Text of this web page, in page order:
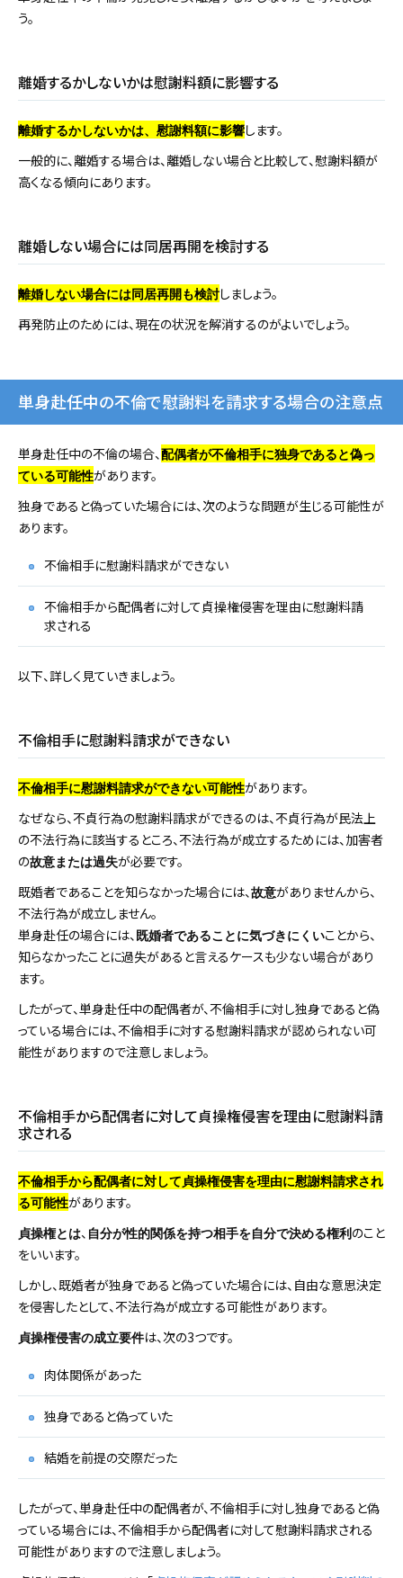
う。
離婚するかしないかは慰謝料額に影響する
離婚するかしないかは、慰謝料額に影響します。
一般的に、離婚する場合は、離婚しない場合と比較して、慰謝料額が
高くなる傾向にあります。
離婚しない場合には同居再開を検討する
離婚しない場合には同居再開も検討しましょう。
再発防止のためには、現在の状況を解消するのがよいでしょう。
単身赴任中の不倫で慰謝料を請求する場合の注意点
単身赴任中の不倫の場合、 配偶者が不倫相手に独身であると偽っ
ている可能性があります。
独身であると偽っていた場合には、次のような問題が生じる可能性が
あります。
不倫相手に慰謝料請求ができない
不倫相手から配偶者に対して貞操権侵害を理由に慰謝料請
求される
以下、詳しく見ていきましょう。
不倫相手に慰謝料請求ができない
不倫相手に慰謝料請求ができない可能性があります。
なぜなら、不貞行為の慰謝料請求ができるのは、不貞行為が民法上
の不法行為に該当するところ、不法行為が成立するためには、加害者
の故意または過失が必要です。
既婚者であることを知らなかった場合には、故意がありませんから、
不法行為が成立しません。
単身赴任の場合には、 既婚者であることに気づきにくいことから、
知らなかったことに過失があると言えるケースも少ない場合があり
ます。
したがって、単身赴任中の配偶者が、不倫相手に対し独身であると偽
っている場合には、不倫相手に対する慰謝料請求が認められない可
能性がありますので注意しましょう。
不倫相手から配偶者に対して貞操権侵害を理由に慰謝料請
求される
不倫相手から配偶者に対して貞操権侵害を理由に慰謝料請求され
る可能性があります。
貞操権とは、 自分が性的関係を持つ相手を自分で決める権利 のこと
をいいます。
しかし、既婚者が独身であると偽っていた場合には、自由な意思決定
を侵害したとして、不法行為が成立する可能性があります。
貞操権侵害の成立要件は、次の3つです。
肉体関係があった
独身であると偽っていた
結婚を前提の交際だった
したがって、単身赴任中の配偶者が、不倫相手に対し独身であると偽
っている場合には、不倫相手から配偶者に対して慰謝料請求される
可能性がありますので注意しましょう。